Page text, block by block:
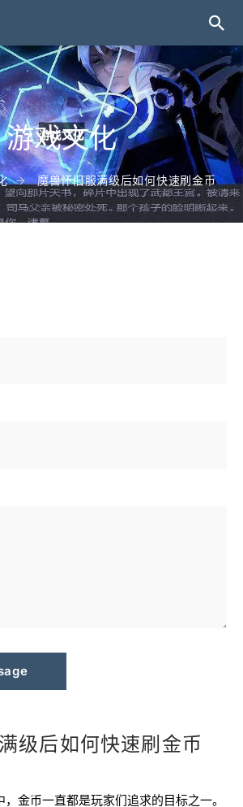
游戏文化
魔兽怀旧服满级后如何快速刷金币
级后如何快速刷金币
金币一直都是玩家们追求的目标之一。